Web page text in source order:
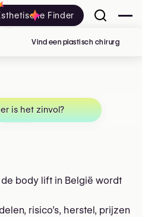
Finder
Vind een plastisch chirurg
↗
body lift in België wordt
risico’s, herstel, prijzen
is het zinvol?